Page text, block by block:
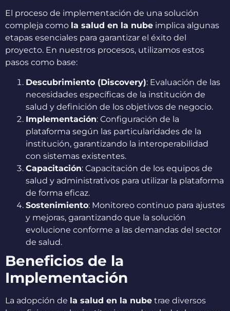
El proceso de implementación de una solución
compleja como la salud en la nube implica algunas
etapas esenciales para garantizar el éxito del
proyecto. En nuestros procesos, utilizamos estos
pasos como base:
Descubrimiento (Discovery): Evaluación de las
necesidades específicas de la institución de
salud y definición de los objetivos de negocio.
Implementación: Configuración de la
plataforma según las particularidades de la
institución, garantizando la interoperabilidad
con sistemas existentes.
Capacitación: Capacitación de los equipos de
salud y administrativos para utilizar la plataforma
de forma eficaz.
Sostenimiento: Monitoreo continuo para ajustes
y mejoras, garantizando que la solución
evolucione conforme a las demandas del sector
de salud.
Beneficios de la
Implementación
La adopción de la salud en la nube trae diversos